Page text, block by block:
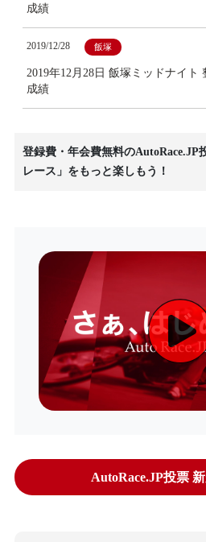
成績
2019/12/28 飯塚
2019年12月28日 飯塚ミッドナイト
成績
登録費・年会費無料のAutoRace.JP
レース」をもっと楽しもう！
AutoRace.JP投票